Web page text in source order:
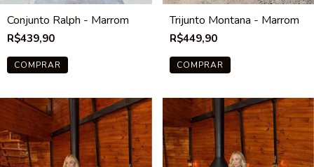
Conjunto Ralph - Marrom
R$439,90
COMPRAR
Trijunto Montana - Marrom
R$449,90
COMPRAR